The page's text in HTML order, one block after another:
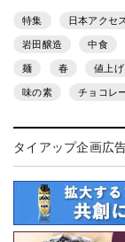
特集 日本アクセス
岩田醸造 中食
麺 春 値上げ
味の素 チョコレ
タイアップ企画広